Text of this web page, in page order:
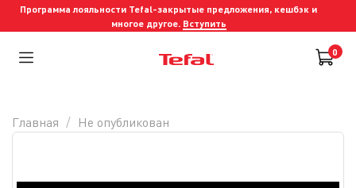
Программа лояльности Tefal-закрытые предложения, кешбэк и
многое другое. Вступить
0
Главная Не опубликован